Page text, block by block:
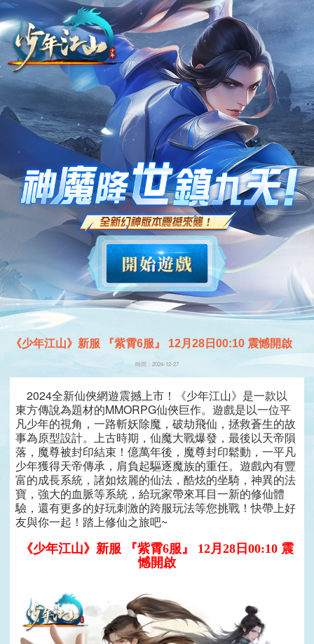
《少年江山》新服 『紫霄6服』 12月28日00:10 震憾開啟
時間：2024-12-27
2024全新仙俠網遊震撼上市！《少年江山》是一款以
東方傳說為題材的MMORPG仙俠巨作。遊戲是以一位平
凡少年的視角，一路斬妖除魔，破劫飛仙，拯救蒼生的故
事為原型設計。上古時期，仙魔大戰爆發，最後以天帝隕
落，魔尊被封印結束！億萬年後，魔尊封印鬆動，一平凡
少年獲得天帝傳承，肩負起驅逐魔族的重任。遊戲內有豐
富的成長系統，諸如炫麗的仙法，酷炫的坐騎，神異的法
寶，強大的血脈等系統，給玩家帶來耳目一新的修仙體
驗，還有更多的好玩刺激的跨服玩法等您挑戰！快帶上好
友與你一起！踏上修仙之旅吧~
《少年江山》新服 『紫霄6服』 12月28日00:10 震
憾開啟